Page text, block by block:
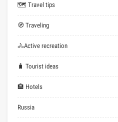
🗺 Travel tips
🧭 Traveling
🚴Active recreation
🧳 Tourist ideas
🏨 Hotels
Russia